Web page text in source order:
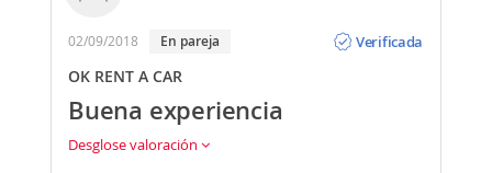
02/09/2018 En pareja
Verificada
OK RENT A CAR
Buena experiencia
Desglose valoración